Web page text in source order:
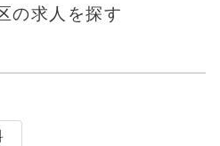
の求人を探す